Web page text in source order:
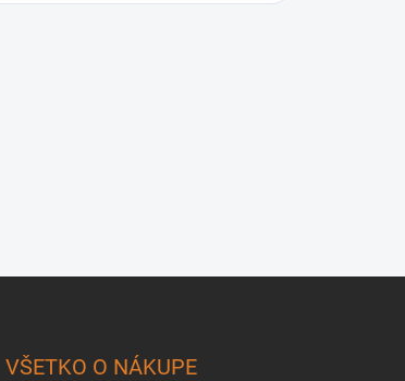
VŠETKO O NÁKUPE